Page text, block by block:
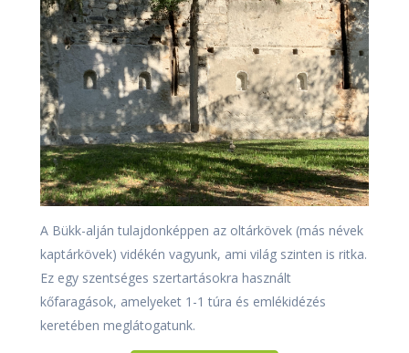
A Bükk-alján tulajdonképpen az oltárkövek (más névek
kaptárkövek) vidékén vagyunk, ami világ szinten is ritka.
Ez egy szentséges szertartásokra használt
kőfaragások, amelyeket 1-1 túra és emlékidézés
keretében meglátogatunk.